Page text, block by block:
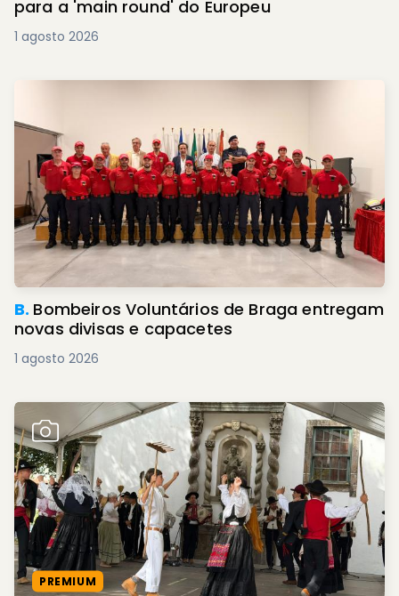
para a 'main round' do Europeu
1 agosto 2026
B. Bombeiros Voluntários de Braga entregam
novas divisas e capacetes
1 agosto 2026
PREMIUM